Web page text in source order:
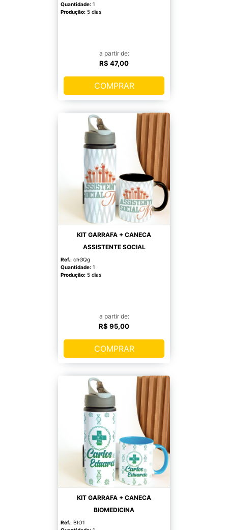
Quantidade: 1
Produção: 5 dias
a partir de:
R$ 47,00
COMPRAR
KIT GARRAFA + CANECA
ASSISTENTE SOCIAL
Ref.: chGQg
Quantidade: 1
Produção: 5 dias
a partir de:
R$ 95,00
COMPRAR
KIT GARRAFA + CANECA
BIOMEDICINA
Ref.: BIO1